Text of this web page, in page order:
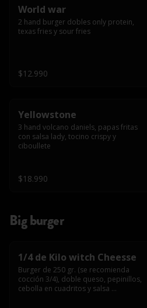
World war
2 hand burger dobles only protein,
texas fries y sour fries
$12.990
Yellowstone
3 hand volcano daniels, papas fritas
con salsa lady, tocino crispy y
ciboullete
$18.990
Big burger
1/4 de Kilo witch Cheesse
Burger de 250 gr. (se recomienda
cocción 3/4), doble queso, pepinillos,
cebolla en cuadritos y salsa